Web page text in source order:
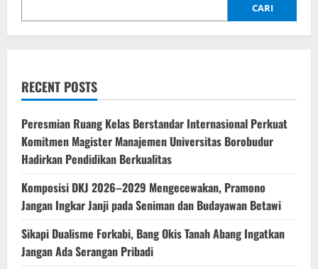
CARI
RECENT POSTS
Peresmian Ruang Kelas Berstandar Internasional Perkuat
Komitmen Magister Manajemen Universitas Borobudur
Hadirkan Pendidikan Berkualitas
Komposisi DKJ 2026–2029 Mengecewakan, Pramono
Jangan Ingkar Janji pada Seniman dan Budayawan Betawi
Sikapi Dualisme Forkabi, Bang Okis Tanah Abang Ingatkan
Jangan Ada Serangan Pribadi